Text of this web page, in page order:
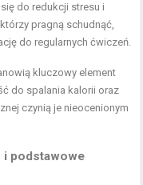
do redukcji stresu i
pragną schudnąć,
do regularnych ćwiczeń.
kluczowy element
do spalania kalorii oraz
czynią je nieocenionym
i podstawowe